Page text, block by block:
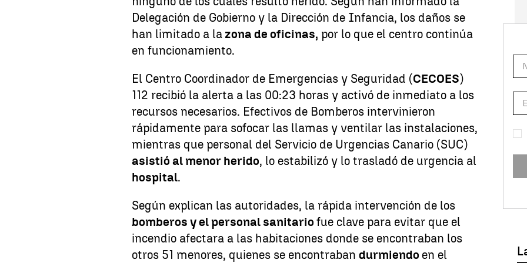
Delegación de Gobierno y la Dirección de Infancia, los daños se
han limitado a la zona de oficinas, por lo que el centro continúa
en funcionamiento.
El Centro Coordinador de Emergencias y Seguridad (CECOES)
112 recibió la alerta a las 00:23 horas y activó de inmediato a los
recursos necesarios. Efectivos de Bomberos intervinieron
rápidamente para sofocar las llamas y ventilar las instalaciones,
mientras que personal del Servicio de Urgencias Canario (SUC)
asistió al menor herido, lo estabilizó y lo trasladó de urgencia al
hospital.
Según explican las autoridades, la rápida intervención de los
bomberos y el personal sanitariofue clave para evitar que el
incendio afectara a las habitaciones donde se encontraban los
otros 51 menores, quienes se encontrabandurmiendo en el